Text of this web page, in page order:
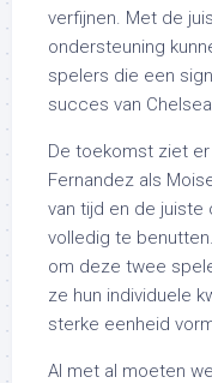
verfijnen. Met de
ondersteuning
spelers die een
succes van
De toekomst ziet
Fernandez als
van tijd en de juiste
volledig te
om deze twee
ze hun individuele
sterke eenheid
Al met al moeten